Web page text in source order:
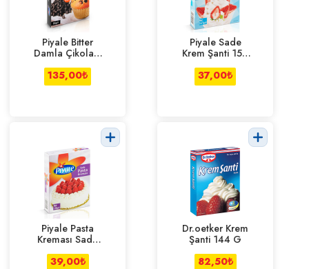
Piyale Bitter
Damla Çikolata
250 g
135,00₺
Piyale Sade
Krem Şanti 150
g
37,00₺
Piyale Pasta
Kreması Sade
140 g
39,00₺
Dr.oetker Krem
Şanti 144 G
82,50₺